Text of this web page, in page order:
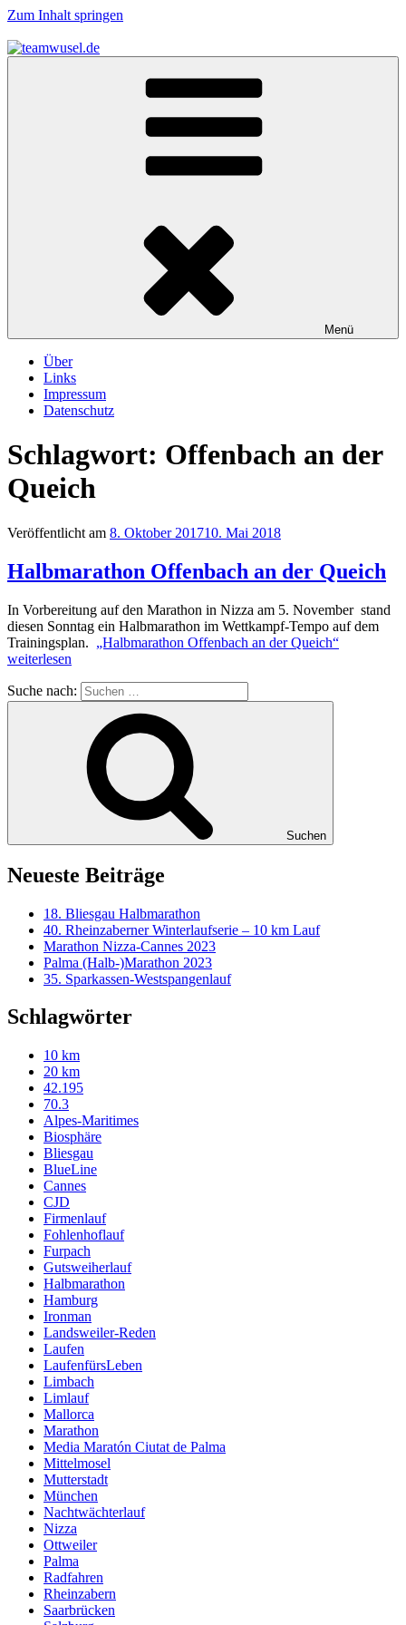
Zum Inhalt springen
Menü
Über
Links
Impressum
Datenschutz
Schlagwort: Offenbach an der
Queich
Veröffentlicht am 8. Oktober 201710. Mai 2018
Halbmarathon Offenbach an der Queich
In Vorbereitung auf den Marathon in Nizza am 5. November stand
diesen Sonntag ein Halbmarathon im Wettkampf-Tempo auf dem
Trainingsplan. „Halbmarathon Offenbach an der Queich“
weiterlesen
Suche nach:
Suchen
Neueste Beiträge
18. Bliesgau Halbmarathon
40. Rheinzaberner Winterlaufserie – 10 km Lauf
Marathon Nizza-Cannes 2023
Palma (Halb-)Marathon 2023
35. Sparkassen-Westspangenlauf
Schlagwörter
10 km
20 km
42.195
70.3
Alpes-Maritimes
Biosphäre
Bliesgau
BlueLine
Cannes
CJD
Firmenlauf
Fohlenhoflauf
Furpach
Gutsweiherlauf
Halbmarathon
Hamburg
Ironman
Landsweiler-Reden
Laufen
LaufenfürsLeben
Limbach
Limlauf
Mallorca
Marathon
Media Maratón Ciutat de Palma
Mittelmosel
Mutterstadt
München
Nachtwächterlauf
Nizza
Ottweiler
Palma
Radfahren
Rheinzabern
Saarbrücken